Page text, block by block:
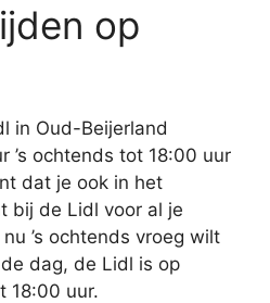
op
in Oud-Beijerland
’s ochtends tot 18:00 uur
dat je ook in het
bij de Lidl voor al je
’s ochtends vroeg wilt
dag, de Lidl is op
18:00 uur.